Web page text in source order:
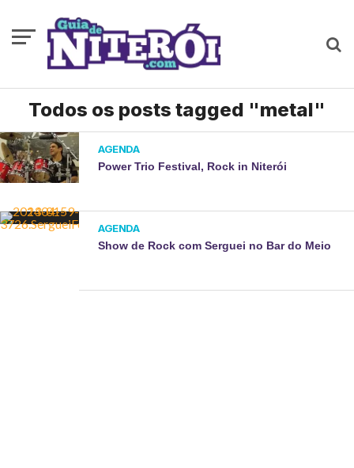
Todos os posts tagged "metal"
AGENDA
Power Trio Festival, Rock in Niterói
AGENDA
Show de Rock com Serguei no Bar do Meio